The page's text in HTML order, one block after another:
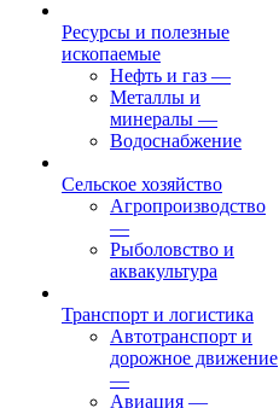
Ресурсы и полезные
ископаемые
Нефть и газ —
Металлы и
минералы —
Водоснабжение
Сельское хозяйство
Агропроизводство
—
Рыболовство и
аквакультура
Транспорт и логистика
Автотранспорт и
дорожное движение
—
Авиация —